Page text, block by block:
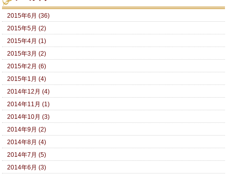
2015年6月 (36)
2015年5月 (2)
2015年4月 (1)
2015年3月 (2)
2015年2月 (6)
2015年1月 (4)
2014年12月 (4)
2014年11月 (1)
2014年10月 (3)
2014年9月 (2)
2014年8月 (4)
2014年7月 (5)
2014年6月 (3)